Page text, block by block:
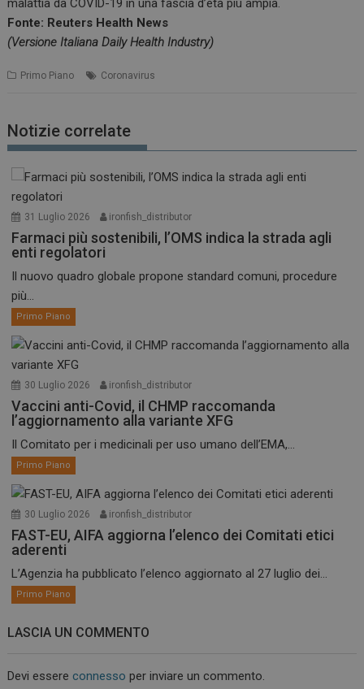
malattia da COVID-19 in una fascia d’età più ampia.
Fonte: Reuters Health News
(Versione Italiana Daily Health Industry)
Primo Piano Coronavirus
Notizie correlate
31 Luglio 2026 ironfish_distributor
Farmaci più sostenibili, l’OMS indica la strada agli
enti regolatori
Il nuovo quadro globale propone standard comuni, procedure
più...
Primo Piano
30 Luglio 2026 ironfish_distributor
Vaccini anti-Covid, il CHMP raccomanda
l’aggiornamento alla variante XFG
Il Comitato per i medicinali per uso umano dell’EMA,...
Primo Piano
30 Luglio 2026 ironfish_distributor
FAST-EU, AIFA aggiorna l’elenco dei Comitati etici
aderenti
L’Agenzia ha pubblicato l’elenco aggiornato al 27 luglio dei...
Primo Piano
LASCIA UN COMMENTO
Devi essereconnesso per inviare un commento.